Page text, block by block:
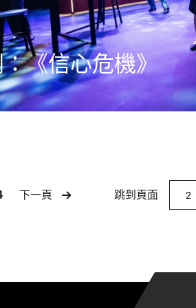
《信心危機》
下一頁 跳到頁面